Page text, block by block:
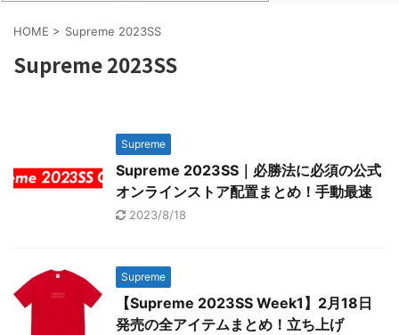
HOME > Supreme 2023SS
Supreme 2023SS
Supreme
Supreme 2023SS｜必勝法に必須の公式
オンラインストア配置まとめ！手動最速
2023/8/18
Supreme
【Supreme 2023SS Week1】2月18日
発売の全アイテムまとめ！立ち上げ